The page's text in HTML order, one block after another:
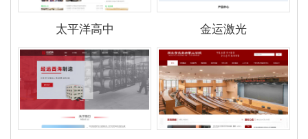
太平洋高中 金运激光